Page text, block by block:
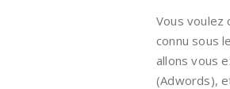
Vous voulez
connu sous
allons vous
(Adwords),